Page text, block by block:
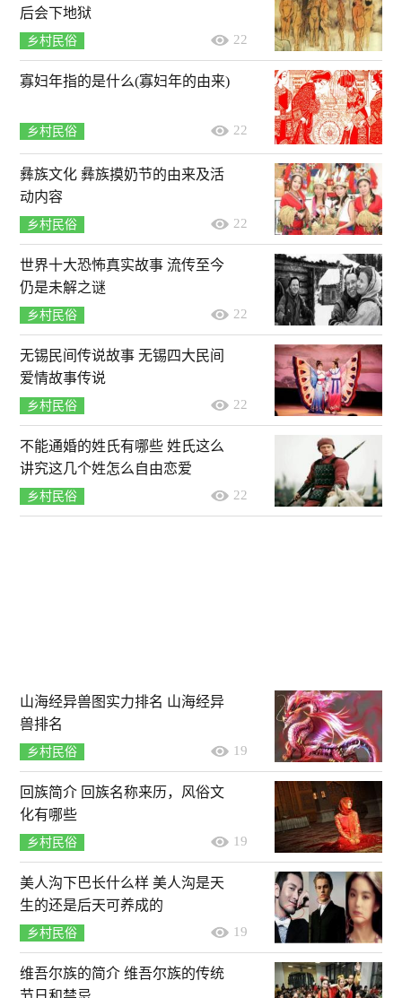
后会下地狱
乡村民俗 22
寡妇年指的是什么(寡妇年的由来)
乡村民俗 22
彝族文化 彝族摸奶节的由来及活
动内容
乡村民俗 22
世界十大恐怖真实故事 流传至今
仍是未解之谜
乡村民俗 22
无锡民间传说故事 无锡四大民间
爱情故事传说
乡村民俗 22
不能通婚的姓氏有哪些 姓氏这么
讲究这几个姓怎么自由恋爱
乡村民俗 22
山海经异兽图实力排名 山海经异
兽排名
乡村民俗 19
回族简介 回族名称来历，风俗文
化有哪些
乡村民俗 19
美人沟下巴长什么样 美人沟是天
生的还是后天可养成的
乡村民俗 19
维吾尔族的简介 维吾尔族的传统